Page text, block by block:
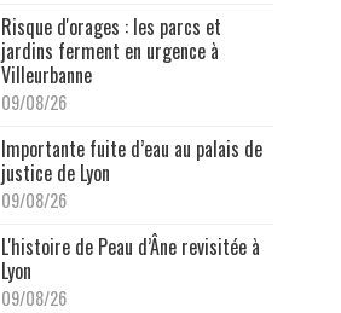
Risque d'orages : les parcs et
jardins ferment en urgence à
Villeurbanne
09/08/26
Importante fuite d’eau au palais de
justice de Lyon
09/08/26
L'histoire de Peau d’Âne revisitée à
Lyon
09/08/26